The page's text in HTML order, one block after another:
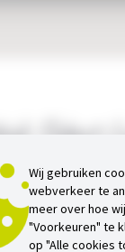
Select –
Wij gebruiken
webverkeer te
meer over hoe
"Voorkeuren" te
op "Alle cookies